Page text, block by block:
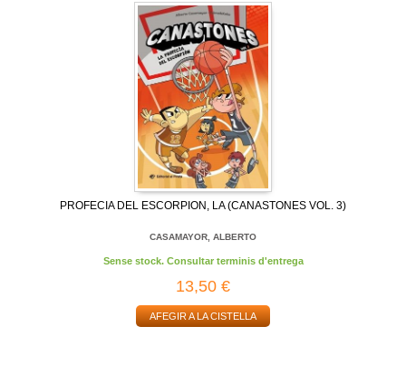
PROFECIA DEL ESCORPION, LA (CANASTONES VOL. 3)
CASAMAYOR, ALBERTO
Sense stock. Consultar terminis d'entrega
13,50 €
AFEGIR A LA CISTELLA